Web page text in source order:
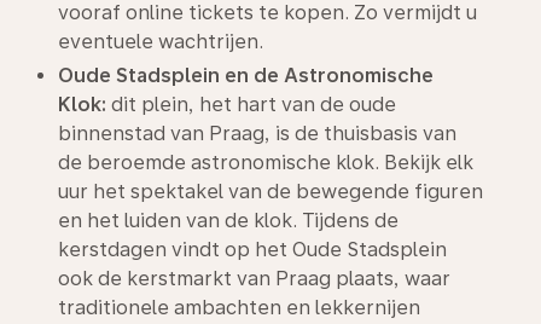
vooraf online tickets te kopen. Zo vermijdt u
eventuele wachtrijen.
Oude Stadsplein en de Astronomische
Klok: dit plein, het hart van de oude
binnenstad van Praag, is de thuisbasis van
de beroemde astronomische klok. Bekijk elk
uur het spektakel van de bewegende figuren
en het luiden van de klok. Tijdens de
kerstdagen vindt op het Oude Stadsplein
ook de kerstmarkt van Praag plaats, waar
traditionele ambachten en lekkernijen